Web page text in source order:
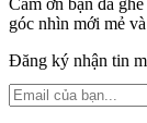
Cảm ơn bạn đã
góc nhìn mới mẻ
Đăng ký nhận tin